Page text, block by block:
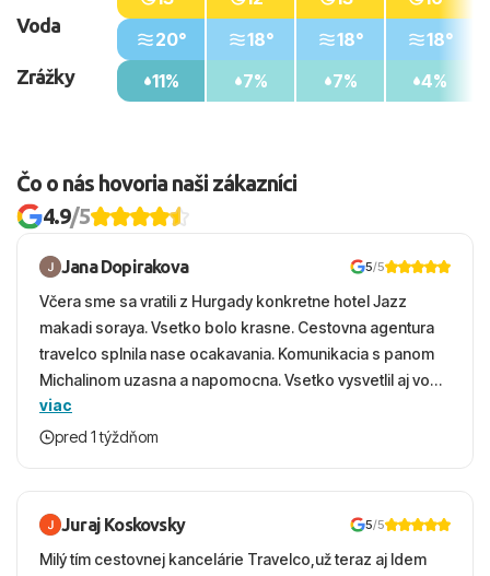
Voda
Zrážky
20°
11%
18°
7%
18°
7%
18°
4%
Čo o nás hovoria naši zákazníci
4.9/5
Jana Dopirakova 5/5
Včera sme sa vratili z Hurgady konkretne hotel Jazz
makadi soraya. Vsetko bolo krasne. Cestovna agentura
travelco splnila nase ocakavania. Komunikacia s panom
Michalinom uzasna a napomocna. Vsetko vysvetlil aj vo
vecernych hodinach zaco sa ospravedlnujem. Hotel
krasny, cisty. Sluzby top. Strava, prostredie, more,
viac
pred 1 týždňom
Juraj Koskovsky 5/5
Milý tím cestovnej kancelárie Travelco,už teraz aj Idem